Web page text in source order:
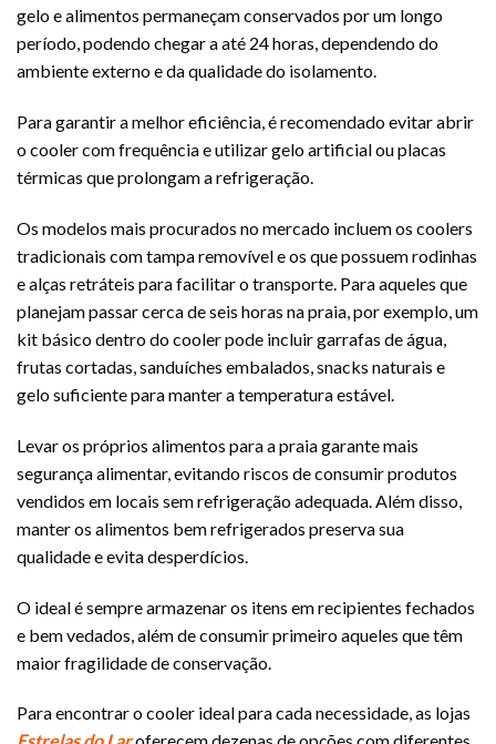
gelo e alimentos permaneçam conservados por um longo
período, podendo chegar a até 24 horas, dependendo do
ambiente externo e da qualidade do isolamento.
Para garantir a melhor eficiência, é recomendado evitar abrir
o cooler com frequência e utilizar gelo artificial ou placas
térmicas que prolongam a refrigeração.
Os modelos mais procurados no mercado incluem os coolers
tradicionais com tampa removível e os que possuem rodinhas
e alças retráteis para facilitar o transporte. Para aqueles que
planejam passar cerca de seis horas na praia, por exemplo, um
kit básico dentro do cooler pode incluir garrafas de água,
frutas cortadas, sanduíches embalados, snacks naturais e
gelo suficiente para manter a temperatura estável.
Levar os próprios alimentos para a praia garante mais
segurança alimentar, evitando riscos de consumir produtos
vendidos em locais sem refrigeração adequada. Além disso,
manter os alimentos bem refrigerados preserva sua
qualidade e evita desperdícios.
O ideal é sempre armazenar os itens em recipientes fechados
e bem vedados, além de consumir primeiro aqueles que têm
maior fragilidade de conservação.
Para encontrar o cooler ideal para cada necessidade, as lojas